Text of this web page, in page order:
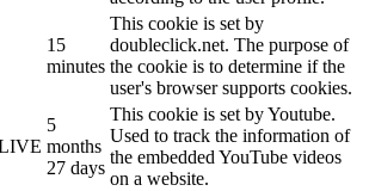
15
minutes
This cookie is set by
doubleclick.net. The purpose of
the cookie is to determine if the
user's browser supports cookies.
5
months
27 days
This cookie is set by Youtube.
Used to track the information of
the embedded YouTube videos
on a website.